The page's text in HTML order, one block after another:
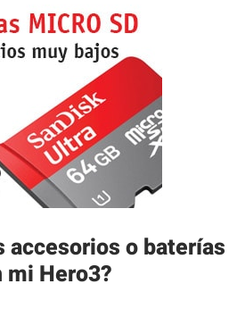
accesorios o baterías
mi Hero3?